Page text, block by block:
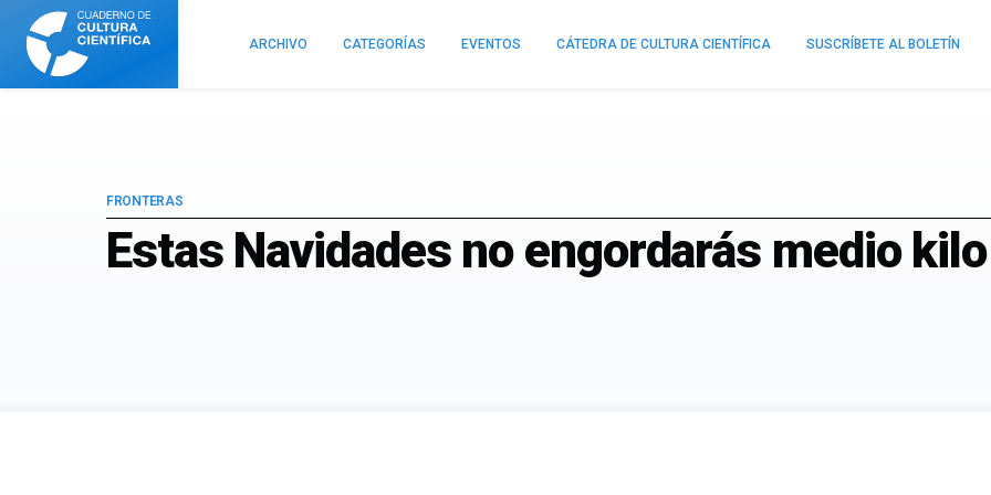
Cuaderno
Cultura
Científica
ARCHIVO CATEGORÍAS EVENTOS CÁTEDRA DE CULTURA CIENTÍFICA SUSCRÍBETE AL BOLETÍN
Estas Navidades no engordarás medio kilo
FRONTERAS